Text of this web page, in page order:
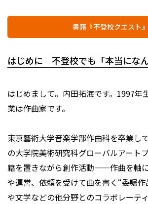
書籍『不登校クエスト』
はじめに 不登校でも「本当になん
はじめまして。内田拓海です。1997年
業は作曲家です。
東京藝術大学音楽学部作曲科を卒業し
の大学院美術研究科グローバルアート
籍を置きながら創作活動——作曲を軸
や運営、依頼を受けて曲を書く“委嘱
や文学などの他分野とのコラボレーテ